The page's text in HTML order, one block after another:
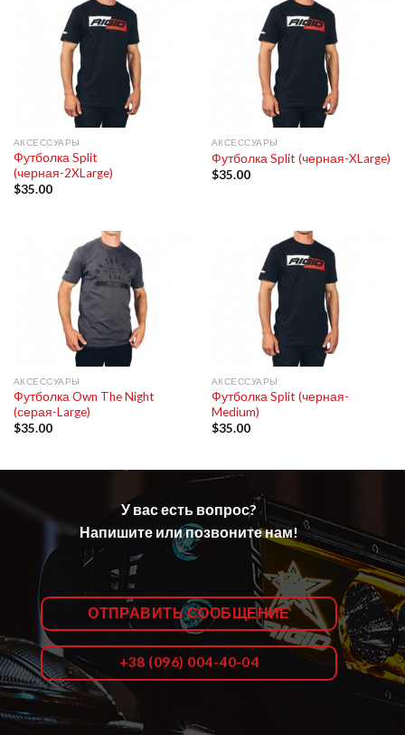
АКСЕССУАРЫ
Футболка Split
(черная-2XLarge)
$35.00
АКСЕССУАРЫ
Футболка Split (черная-XLarge)
$35.00
АКСЕССУАРЫ
Футболка Own The Night
(серая-Large)
$35.00
АКСЕССУАРЫ
Футболка Split (черная-
Medium)
$35.00
У вас есть вопрос?
Напишите или позвоните нам!
ОТПРАВИТЬ СООБЩЕНИЕ
+38 (096) 004-40-04